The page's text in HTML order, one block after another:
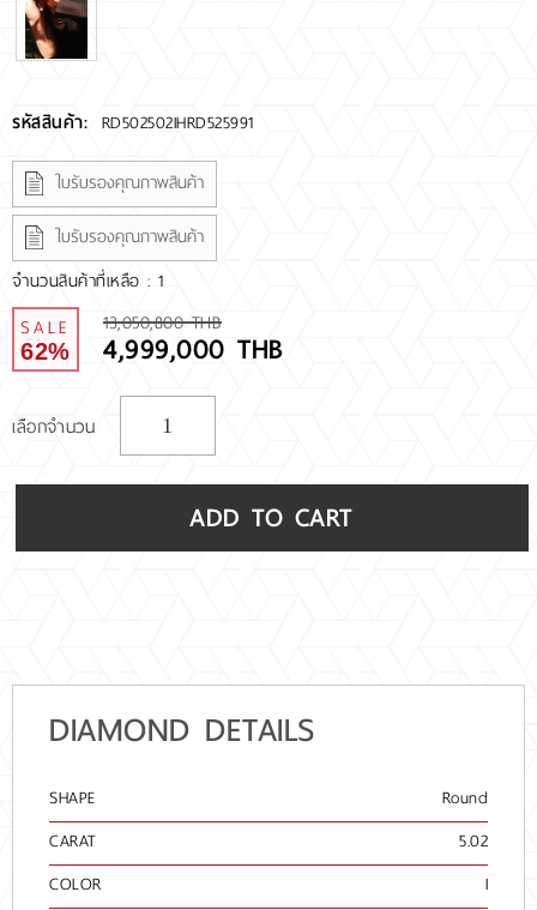
รีวิวลูกค้า
รหัสสินค้า: RD502502IHRD525991
ใบรับรองคุณภาพสินค้า
ใบรับรองคุณภาพสินค้า
จำนวนสินค้าที่เหลือ : 1
SALE
62%
13,050,800 THB
4,999,000 THB
เลือกจำนวน
ADD TO CART
DIAMOND DETAILS
SHAPE
Round
CARAT
5.02
COLOR
I